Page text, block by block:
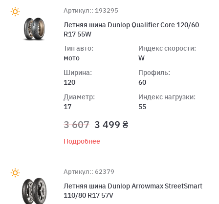
Артикул:: 193295
Летняя шина Dunlop Qualifier Core 120/60
R17 55W
Тип авто:
мото
Ширина:
120
Диаметр:
17
Индекс скорости:
W
Профиль:
60
Индекс нагрузки:
55
3 607 3 499 ₴
Подробнее
Артикул:: 62379
Летняя шина Dunlop Arrowmax StreetSmart
110/80 R17 57V